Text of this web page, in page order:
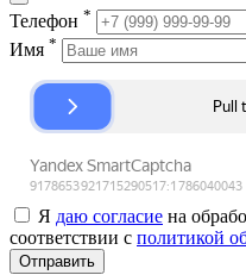
Телефон *
Имя *
Я даю согласие на
соответствии с политикой
Отправить